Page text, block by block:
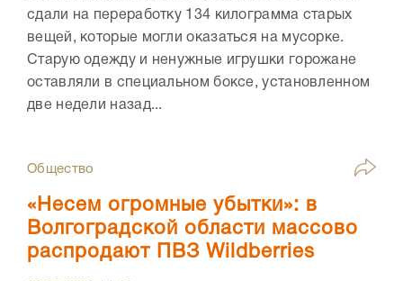
сдали на переработку 134 килограмма старых
вещей, которые могли оказаться на мусорке.
Старую одежду и ненужные игрушки горожане
оставляли в специальном боксе, установленном
две недели назад...
Общество
«Несем огромные убытки»: в
Волгоградской области массово
распродают ПВЗ Wildberries